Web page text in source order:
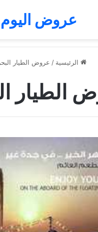
عروض اليوم
الرئيسية / عروض الطيار
الطيار